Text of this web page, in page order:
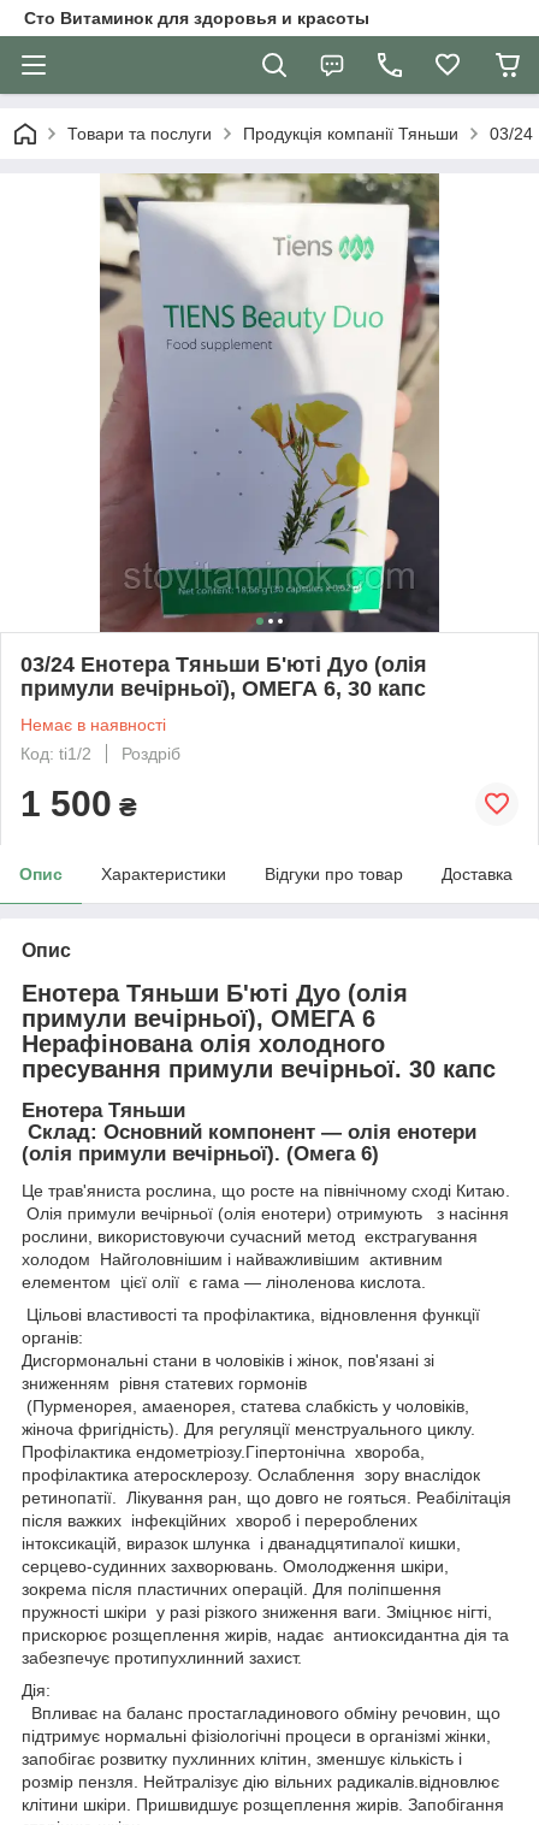
Сто Витаминок для здоровья и красоты
Товари та послуги Продукція компанії Тяньши 03/24
03/24 Енотера Тяньши Б'юті Дуо (олія
примули вечірньої), ОМЕГА 6, 30 капс
Немає в наявності
Код: ti1/2
Роздріб
1 500 ₴
Опис Характеристики Відгуки про товар Доставка
Опис
Енотера Тяньши Б'юті Дуо (олія
примули вечірньої), ОМЕГА 6
Нерафінована олія холодного
пресування примули вечірньої. 30 капс
Енотера Тяньши
Склад: Основний компонент — олія енотери
(олія примули вечірньої). (Омега 6)
Це трав'яниста рослина, що росте на північному сході Китаю.
Олія примули вечірньої (олія енотери) отримують з насіння
рослини, використовуючи сучасний метод екстрагування
холодом Найголовнішим і найважливішим активним
елементом цієї олії є гама — ліноленова кислота.
Цільові властивості та профілактика, відновлення функції
органів:
Дисгормональні стани в чоловіків і жінок, пов'язані зі
зниженням рівня статевих гормонів
(Пурменорея, амаенорея, статева слабкість у чоловіків,
жіноча фригідність). Для регуляції менструального циклу.
Профілактика ендометріозу.Гіпертонічна хвороба,
профілактика атеросклерозу. Ослаблення зору внаслідок
ретинопатії. Лікування ран, що довго не гояться. Реабілітація
після важких інфекційних хвороб і перероблених
інтоксикацій, виразок шлунка і дванадцятипалої кишки,
серцево-судинних захворювань. Омолодження шкіри,
зокрема після пластичних операцій. Для поліпшення
пружності шкіри у разі різкого зниження ваги. Зміцнює нігті,
прискорює розщеплення жирів, надає антиоксидантна дія та
забезпечує протипухлинний захист.
Дія:
Впливає на баланс простагладинового обміну речовин, що
підтримує нормальні фізіологічні процеси в організмі жінки,
запобігає розвитку пухлинних клітин, зменшує кількість і
розмір пензля. Нейтралізує дію вільних радикалів.відновлює
клітини шкіри. Пришвидшує розщеплення жирів. Запобігання